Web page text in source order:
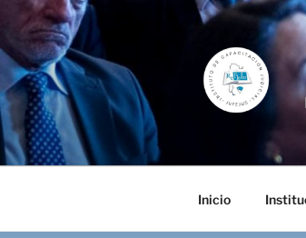
contenido
Inicio